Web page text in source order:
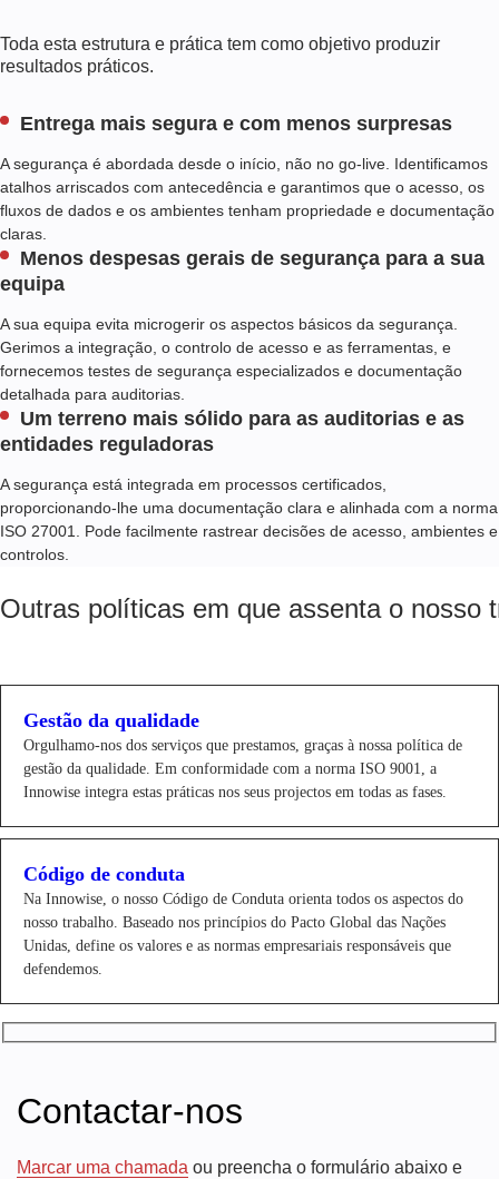
Toda esta estrutura e prática tem como objetivo produzir
resultados práticos.
Entrega mais segura e com menos surpresas
A segurança é abordada desde o início, não no go-live. Identificamos
atalhos arriscados com antecedência e garantimos que o acesso, os
fluxos de dados e os ambientes tenham propriedade e documentação
claras.
Menos despesas gerais de segurança para a sua
equipa
A sua equipa evita microgerir os aspectos básicos da segurança.
Gerimos a integração, o controlo de acesso e as ferramentas, e
fornecemos testes de segurança especializados e documentação
detalhada para auditorias.
Um terreno mais sólido para as auditorias e as
entidades reguladoras
A segurança está integrada em processos certificados,
proporcionando-lhe uma documentação clara e alinhada com a norma
ISO 27001. Pode facilmente rastrear decisões de acesso, ambientes e
controlos.
Outras políticas em que assenta o nosso
Gestão da qualidade
Orgulhamo-nos dos serviços que prestamos, graças à nossa política de
gestão da qualidade. Em conformidade com a norma ISO 9001, a
Innowise integra estas práticas nos seus projectos em todas as fases.
Código de conduta
Na Innowise, o nosso Código de Conduta orienta todos os aspectos do
nosso trabalho. Baseado nos princípios do Pacto Global das Nações
Unidas, define os valores e as normas empresariais responsáveis que
defendemos.
Contactar-nos
Marcar uma chamada ou preencha o formulário abaixo e